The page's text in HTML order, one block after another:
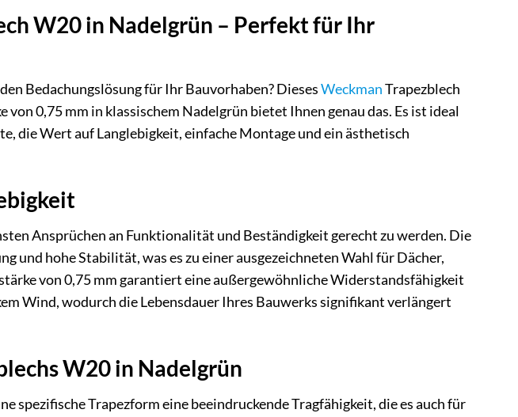
W20 in Nadelgrün – Perfekt für Ihr
Bedachungslösung für Ihr Bauvorhaben? DiesesWeckmanTrapezblech
0,75 mm in klassischem Nadelgrün bietet Ihnen genau das. Es ist ideal
die Wert auf Langlebigkeit, einfache Montage und ein ästhetisch
Ansprüchen an Funktionalität und Beständigkeit gerecht zu werden. Die
und hohe Stabilität, was es zu einer ausgezeichneten Wahl für Dächer,
von 0,75 mm garantiert eine außergewöhnliche Widerstandsfähigkeit
Wind, wodurch die Lebensdauer Ihres Bauwerks signifikant verlängert
W20 in Nadelgrün
spezifische Trapezform eine beeindruckende Tragfähigkeit, die es auch für